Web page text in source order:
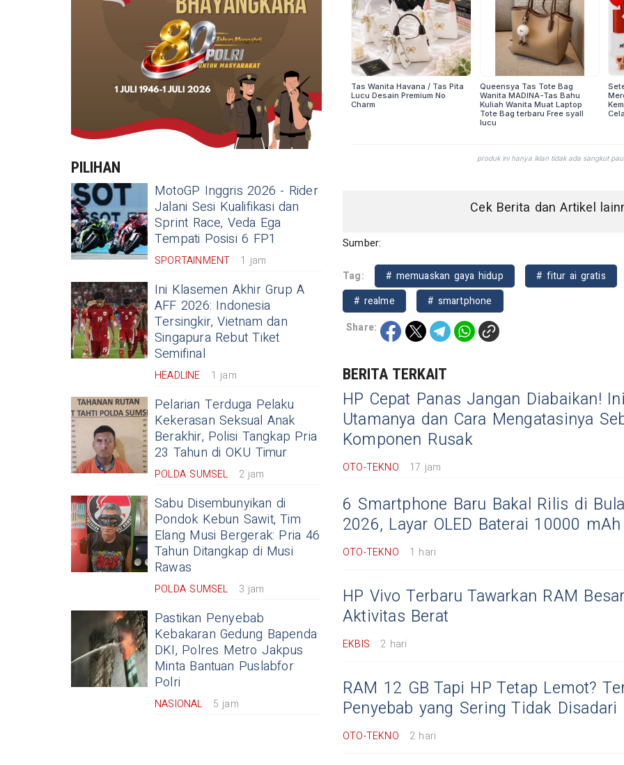
PILIHAN
MotoGP Inggris 2026 - Rider
Jalani Sesi Kualifikasi dan
Sprint Race, Veda Ega
Tempati Posisi 6 FP1
SPORTAINMENT 1 jam
Ini Klasemen Akhir Grup A
AFF 2026: Indonesia
Tersingkir, Vietnam dan
Singapura Rebut Tiket
Semifinal
HEADLINE 1 jam
Pelarian Terduga Pelaku
Kekerasan Seksual Anak
Berakhir, Polisi Tangkap Pria
23 Tahun di OKU Timur
POLDA SUMSEL 2 jam
Sabu Disembunyikan di
Pondok Kebun Sawit, Tim
Elang Musi Bergerak: Pria 46
Tahun Ditangkap di Musi
Rawas
POLDA SUMSEL 3 jam
Pastikan Penyebab
Kebakaran Gedung Bapenda
DKI, Polres Metro Jakpus
Minta Bantuan Puslabfor
Polri
NASIONAL 5 jam
Cek Berita dan Artikel
Sumber:
Tag: # memuaskan gaya hidup
# fitur ai gratis
# realme
# smartphone
Share:
BERITA TERKAIT
HP Cepat Panas Jangan Diabaikan!
Utamanya dan Cara Mengatasinya
Komponen Rusak
OTO-TEKNO 17 jam
6 Smartphone Baru Bakal Rilis di
2026, Layar OLED Baterai 10000 mAh
OTO-TEKNO 1 hari
HP Vivo Terbaru Tawarkan RAM
Aktivitas Berat
EKBIS 2 hari
RAM 12 GB Tapi HP Tetap Lemot?
Penyebab yang Sering Tidak Disadari
OTO-TEKNO 2 hari